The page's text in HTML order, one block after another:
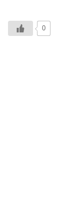
0